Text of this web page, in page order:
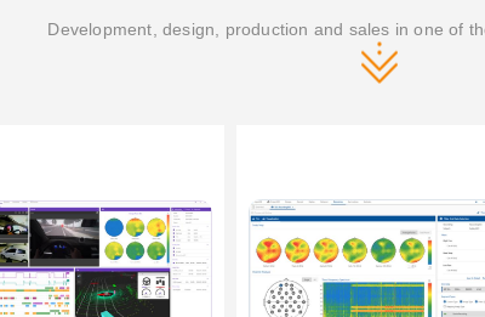
Development, design, production and sales in one of